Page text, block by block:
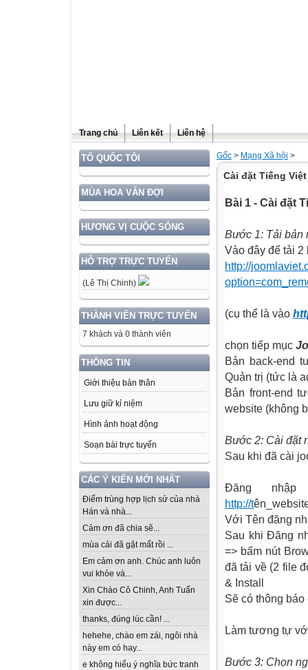
Trang chủ Liên kết Liên hệ
TỔ QUỐC TÔI
MÙA HOA VẪN ĐỢI
HƯƠNG VỊ CUỘC SỐNG
HỖ TRỢ TRỰC TUYẾN
(Lê Thị Chinh)
THÀNH VIÊN TRỰC TUYẾN
7 khách và 0 thành viên
THÔNG TIN
Giới thiệu bản thân
Lưu giữ kỉ niệm
Hình ảnh hoạt động
Soạn bài trực tuyến
CÁC Ý KIẾN MỚI NHẤT
Điểm trùng hợp lịch sử của nhà
Hán và nhà...
Cảm ơn đã chia sẽ...
mùa cải đã gặt mất rồi ...
Em cảm ơn anh. Chúc anh luôn
vui khỏe và...
Xin Chào Cô Chinh, Anh Tuấn
xin được...
thanks, đúng lúc cần! ...
hehehe, chào em zái, ngôi nhà
này em có hay...
e không hiểu ý nghĩa bức tranh
Gốc > Mạng Xã hội >
Cài đặt Tiếng Việt
Bài 1 - Cài đặt
Bước 1: Tải bản
Vào đây để tải 2
http://
(cụ thể là vào
chọn tiếp mục
Bản back-end
Quản trị (tức là
Bản front-end
website (không
Bước 2: Cài đặt
Sau khi đã cài
Đăng
http://t
Với Tên đăng
Sau khi Đăng
=> bấm nút
đã tải về (2 file
& Install
Sẽ có thông
Làm tương tự
Bước 3: Chọn